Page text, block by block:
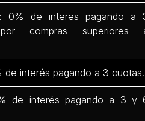
0% de interes pagando a
compras superiores
de interés pagando a 3 cuotas.
de interés pagando a 3 y